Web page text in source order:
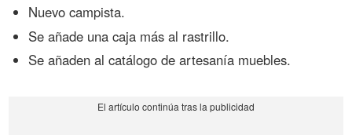
Nuevo campista.
Se añade una caja más al rastrillo.
Se añaden al catálogo de artesanía muebles.